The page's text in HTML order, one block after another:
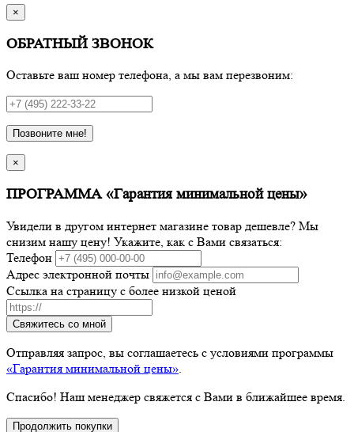
×
ОБРАТНЫЙ ЗВОНОК
Оставьте ваш номер телефона, а мы вам перезвоним:
Позвоните мне!
×
ПРОГРАММА «Гарантия минимальной цены»
Увидели в другом интернет магазине товар дешевле? Мы
снизим нашу цену! Укажите, как с Вами связаться:
Телефон
Адрес электронной почты
Ссылка на страницу с более низкой ценой
Свяжитесь со мной
Отправляя запрос, вы соглашаетесь с условиями программы
«Гарантия минимальной цены»
Спасибо! Наш менеджер свяжется с Вами в ближайшее время.
Продолжить покупки